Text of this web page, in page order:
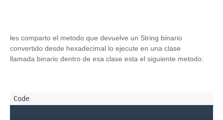
les comparto el metodo que devuelve un String binario
convertido desde hexadecimal lo ejecute en una clase
llamada binario dentro de esa clase esta el siguiente metodo: